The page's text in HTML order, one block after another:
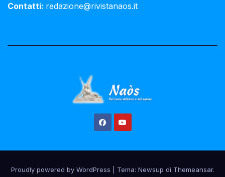
Contatti: redazione@rivistanaos.it
Proudly powered by WordPress Tema: Newsup di Themeansar.